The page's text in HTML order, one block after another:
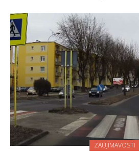
ZAUJÍMAVOSTI